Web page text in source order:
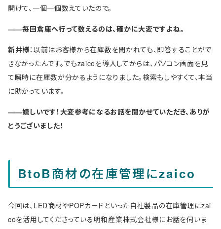
開けて、一個一個数えていたので。
――毎回倉庫へ行って数えるのは、確かに大変ですよね。
新井様：以前はお客様から在庫数を聞かれても、即答することがで
きなかったんです。でもzaicoを導入してからは、パソコン画面を見
て瞬時に在庫数が分かるようになりました。検索もしやすくて、本当
に助かっています。
――嬉しいです！大変参考になるお話を聞かせていただき、ありが
とうございました！
BtoB商材の在庫管理にzaico
今回は、LED商材やPOPカードといった自社製品の在庫管理にzai
coを活用してくださっている明和産業株式会社様にお話を伺いま